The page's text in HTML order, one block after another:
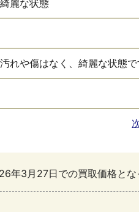
麗な状態
れや傷はなく、綺麗な状態で
年3月27日での買取価格とな